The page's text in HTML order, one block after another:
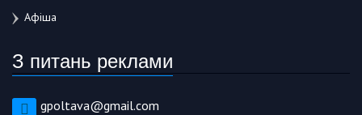
Афіша
З питань реклами
gpoltava@gmail.com